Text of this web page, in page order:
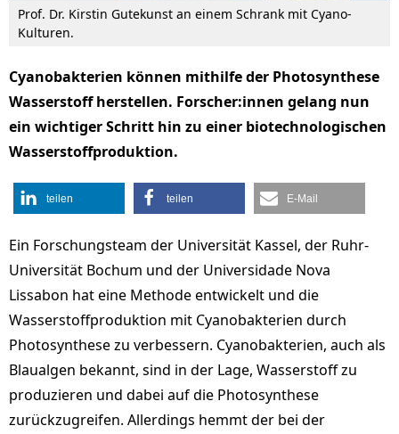
Prof. Dr. Kirstin Gutekunst an einem Schrank mit Cyano-
Kulturen.
Cyanobakterien können mithilfe der Photosynthese
Wasserstoff herstellen. Forscher:innen gelang nun
ein wichtiger Schritt hin zu einer biotechnologischen
Wasserstoffproduktion.
teilen teilen E-Mail
Ein Forschungsteam der Universität Kassel, der Ruhr-
Universität Bochum und der Universidade Nova
Lissabon hat eine Methode entwickelt und die
Wasserstoffproduktion mit Cyanobakterien durch
Photosynthese zu verbessern. Cyanobakterien, auch als
Blaualgen bekannt, sind in der Lage, Wasserstoff zu
produzieren und dabei auf die Photosynthese
zurückzugreifen. Allerdings hemmt der bei der